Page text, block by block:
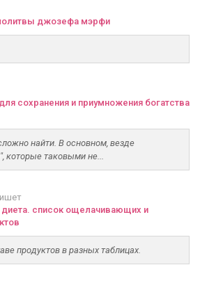
джозефа мэрфи
сохранения и приумножения богатства
найти. В основном, везде
которые таковыми не...
список ощелачивающих и
продуктов в разных таблицах.